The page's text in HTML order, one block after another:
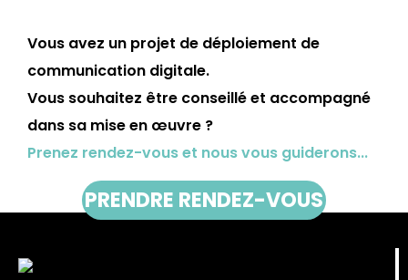
Vous avez un projet de déploiement de
communication digitale.
Vous souhaitez être conseillé et accompagné
dans sa mise en œuvre ?
Prenez rendez-vous et nous vous guiderons...
PRENDRE RENDEZ-VOUS